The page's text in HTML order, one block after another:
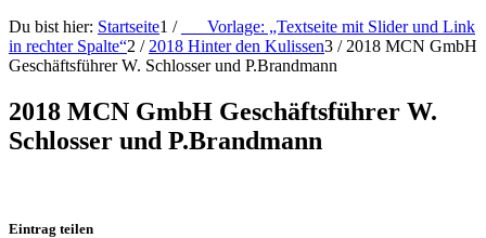
Du bist hier: Startseite1 /
___Vorlage: „Textseite mit Slider und Link
in rechter Spalte“2 / 2018 Hinter den Kulissen3 / 2018 MCN GmbH
Geschäftsführer W. Schlosser und P.Brandmann
2018 MCN GmbH Geschäftsführer W.
Schlosser und P.Brandmann
Eintrag teilen